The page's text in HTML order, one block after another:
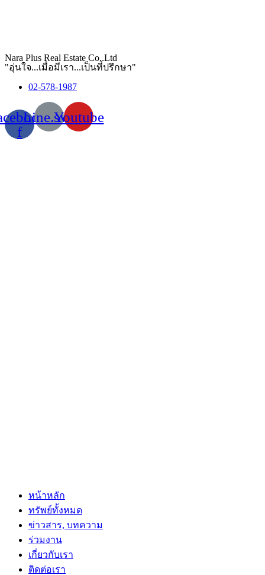
Nara Plus Real Estate Co,.Ltd
"อุ่นใจ...เมื่อมีเรา...เป็นที่ปรึกษา"
02-578-1987
f
Line.svgYoutube
หน้าหลัก
ทรัพย์ทั้งหมด
ข่าวสาร, บทความ
ร่วมงาน
เกี่ยวกับเรา
ติดต่อเรา